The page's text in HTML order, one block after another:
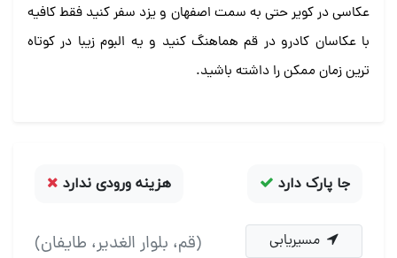
عکاسی در کویر حتی به سمت اصفهان و یزد سفر کنید فقط کافیه
با عکاسان کادرو در قم هماهنگ کنید و یه البوم زیبا در کوتاه
ترین زمان ممکن را داشته باشید.
جا پارک دارد هزینه ورودی ندارد
مسیریابی (قم، بلوار الغدیر، طایفان)